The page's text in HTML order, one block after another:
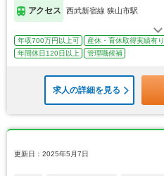
アクセス 西武新宿線 狭山市駅
年収700万円以上可 産休・育休取得実績有り
年間休日120日以上
管理職候補
求人の詳細を見る
更新日：2025年5月7日